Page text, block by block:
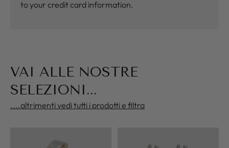
to your credit card information.
VAI ALLE NOSTRE
SELEZIONI...
....altrimenti vedi tutti i prodotti e filtra